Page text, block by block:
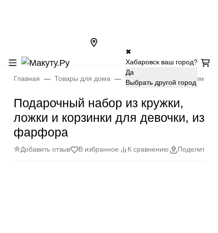
✖
Хабаровск ваш город?
Да
Выбрать другой город
Главная Товары для дома Кухня Кружки и термосы
Подарочный набор из кружки,
ложки и корзинки для девочки, из
фарфора
Добавить отзыв В избранное К сравнению Поделиться